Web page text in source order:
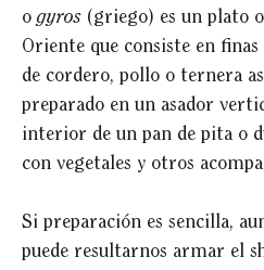
o gyros (griego) es un plato
Oriente que consiste en
de cordero, pollo o ternera
preparado en un asador
interior de un pan de pita o
con vegetales y otros
Si preparación es sencilla,
puede resultarnos armar el